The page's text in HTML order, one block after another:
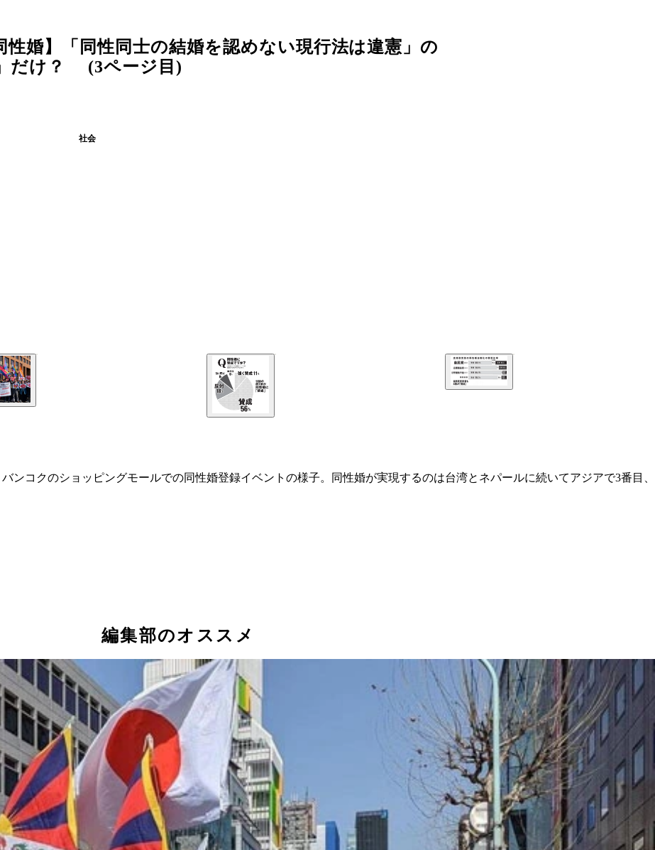
性婚】「同性同士の結婚を認めない現行法は違憲」の
だけ？ (3ページ目)
社会
、タイ・バンコクのショッピングモールでの同性婚登録イベントの様子。同性婚が実現するのは台湾とネパールに続いてアジ
した合同世論調査では、保守的なイメージが強い自民党支持者も、60.3％が同性婚実現に「賛成」と回答していた。そのほかの
ンコクのショッピングモールでの同性婚登録イベントの様子。同性婚が実現するのは台湾とネパールに続いてアジアで3番目、
編集部のオススメ